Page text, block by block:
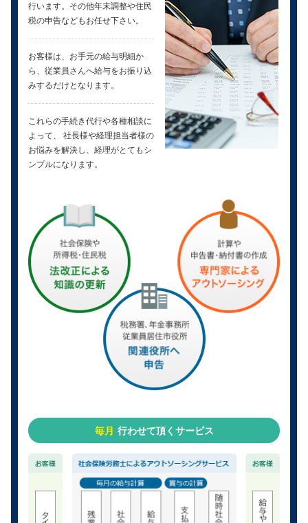
行います。その他年末調整や住民
税の申告などもお任せ下さい。
お客様は、お手元の給与明細か
ら、従業員さんへ給与をお振り込
みするだけとなります。
これらの手続き代行や各種相談に
よって、 社長様や経理担当者様の
お悩みを解決し、経理がとてもシ
ンプルになります。
毎月 行わせて頂くサービス